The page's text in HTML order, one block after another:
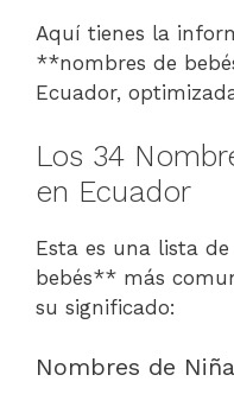
Aquí tienes la
**nombres de
Ecuador,
Los 34
en Ecuador
Esta es una lista
bebés** más
su significado:
Nombres de Niña